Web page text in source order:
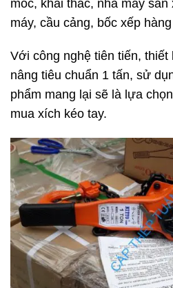
móc, khai thác, nhà máy
máy, cầu cảng, bốc xếp
Với công nghệ tiên tiến,
nâng tiêu chuẩn 1 tấn, sử
phẩm mang lại sẽ là lựa
mua xích kéo tay.